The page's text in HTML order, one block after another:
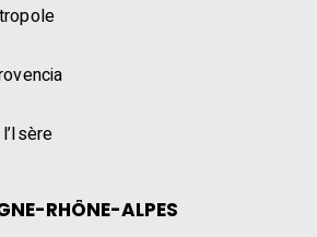
RHÔNE-ALPES